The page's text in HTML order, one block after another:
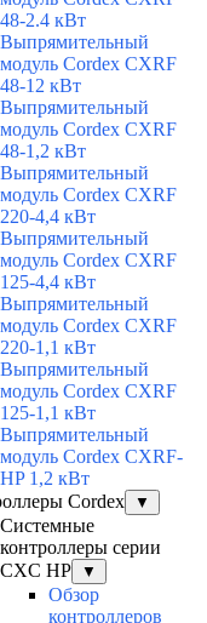
48-2.4 кВт
Выпрямительный
модуль Cordex CXRF
48-12 кВт
Выпрямительный
модуль Cordex CXRF
48-1,2 кВт
Выпрямительный
модуль Cordex CXRF
220-4,4 кВт
Выпрямительный
модуль Cordex CXRF
125-4,4 кВт
Выпрямительный
модуль Cordex CXRF
220-1,1 кВт
Выпрямительный
модуль Cordex CXRF
125-1,1 кВт
Выпрямительный
модуль Cordex CXRF-
HP 1,2 кВт
Cordex
▼
Системные
контроллеры серии
CXC HP
▼
Обзор
контроллеров